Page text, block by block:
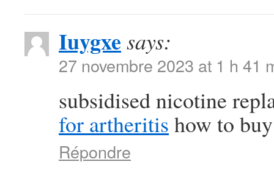
Iuygxe says:
27 novembre 2023 at 1 h 41
subsidised nicotine
for artheritis how to
Répondre